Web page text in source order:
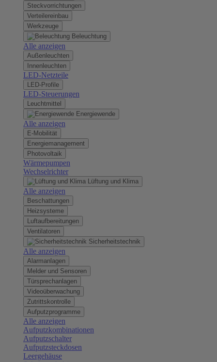
Steckvorrichtungen
Verteilereinbau
Werkzeuge
Beleuchtung
Alle anzeigen
Außenleuchten
Innenleuchten
LED-Netzteile
LED-Profile
LED-Steuerungen
Leuchtmittel
Energiewende
Alle anzeigen
E-Mobilität
Energiemanagement
Photovoltaik
Wärmepumpen
Wechselrichter
Lüftung und Klima
Alle anzeigen
Beschattungen
Heizsysteme
Luftaufbereitungen
Ventilatoren
Sicherheitstechnik
Alle anzeigen
Alarmanlagen
Melder und Sensoren
Türsprechanlagen
Videoüberwachung
Zutrittskontrolle
Aufputzprogramme
Alle anzeigen
Aufputzkombinationen
Aufputzschalter
Aufputzsteckdosen
Leergehäuse